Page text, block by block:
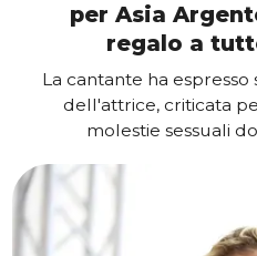
per Asia
regalo a
La cantante ha
dell'attrice, criticata
molestie sessuali